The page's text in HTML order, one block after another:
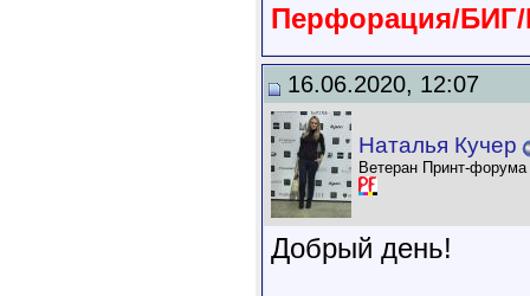
Перфорация/БИГ/
16.06.2020, 12:07
Наталья Кучер
Ветеран Принт-форума
Добрый день!